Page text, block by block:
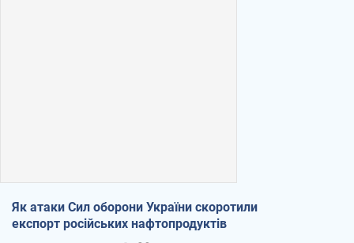
Як атаки Сил оборони України скоротили
експорт російських нафтопродуктів